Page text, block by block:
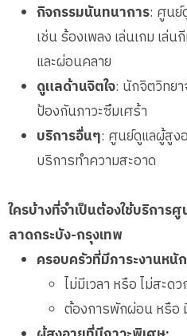
กิจกรรมนันทนาการ: ศูนย์
เช่น ร้องเพลง เล่นเกม เล่
และผ่อนคลาย
ดูแลด้านจิตใจ: นักจิตวิทย
ป้องกันภาวะซึมเศร้า
บริการอื่นๆ: ศูนย์ดูแลผู้สูง
บริการทำความสะอาด
ใครบ้างที่จำเป็นต้องใช้บริกา
ลาดกระบัง-กรุงเทพ
ครอบครัวที่มีภาระงานหนั
ไม่มีเวลา หรือ ไม่สะด
ต้องการพักผ่อน หรือ